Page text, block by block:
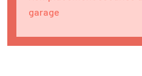
garage